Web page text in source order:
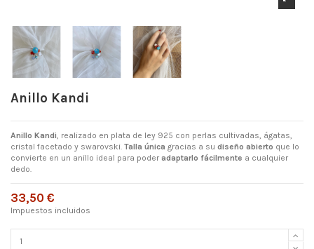
Anillo Kandi
Anillo Kandi, realizado en plata de ley 925 con perlas cultivadas, ágatas,
cristal facetado y swarovski. Talla única gracias a su diseño abierto que lo
convierte en un anillo ideal para poder adaptarlo fácilmente a cualquier
dedo.
33,50 €
Impuestos incluidos